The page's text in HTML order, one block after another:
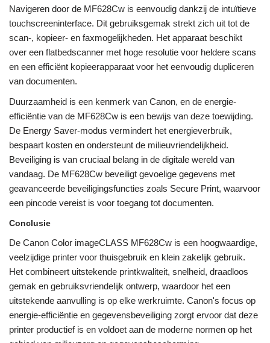
Navigeren door de MF628Cw is eenvoudig dankzij de intuïtieve
touchscreeninterface. Dit gebruiksgemak strekt zich uit tot de
scan-, kopieer- en faxmogelijkheden. Het apparaat beschikt
over een flatbedscanner met hoge resolutie voor heldere scans
en een efficiënt kopieerapparaat voor het eenvoudig dupliceren
van documenten.
Duurzaamheid is een kenmerk van Canon, en de energie-
efficiëntie van de MF628Cw is een bewijs van deze toewijding.
De Energy Saver-modus vermindert het energieverbruik,
bespaart kosten en ondersteunt de milieuvriendelijkheid.
Beveiliging is van cruciaal belang in de digitale wereld van
vandaag. De MF628Cw beveiligt gevoelige gegevens met
geavanceerde beveiligingsfuncties zoals Secure Print, waarvoor
een pincode vereist is voor toegang tot documenten.
Conclusie
De Canon Color imageCLASS MF628Cw is een hoogwaardige,
veelzijdige printer voor thuisgebruik en klein zakelijk gebruik.
Het combineert uitstekende printkwaliteit, snelheid, draadloos
gemak en gebruiksvriendelijk ontwerp, waardoor het een
uitstekende aanvulling is op elke werkruimte. Canon's focus op
energie-efficiëntie en gegevensbeveiliging zorgt ervoor dat deze
printer productief is en voldoet aan de moderne normen op het